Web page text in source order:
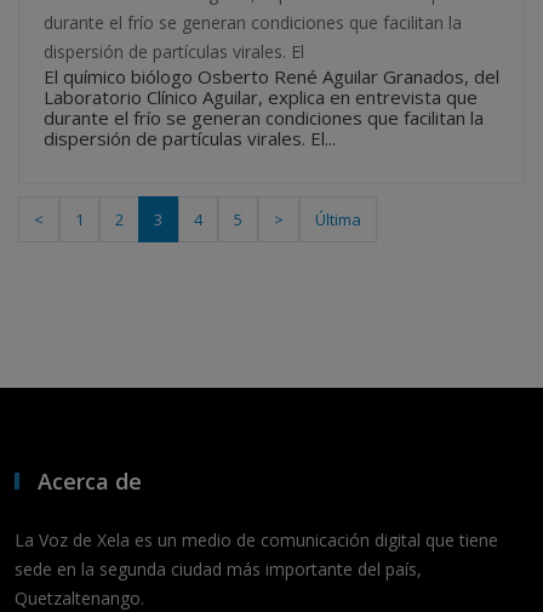
durante el frío se generan condiciones que facilitan la
dispersión de partículas virales. El
El químico biólogo Osberto René Aguilar Granados, del
Laboratorio Clínico Aguilar, explica en entrevista que
durante el frío se generan condiciones que facilitan la
dispersión de partículas virales. El...
< 1 2 3 4 5 > Última
Acerca de
La Voz de Xela es un medio de comunicación digital que tiene
sede en la segunda ciudad más importante del país,
Quetzaltenango.